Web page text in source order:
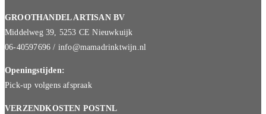
GROOTHANDEL ARTISAN BV
Middelweg 39, 5253 CE Nieuwkuijk
06-40597696 / info@mamadrinktwijn.nl
Openingstijden:
Pick-up volgens afspraak
VERZENDKOSTEN POSTNL